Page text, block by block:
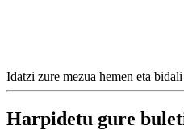
Idatzi zure mezua hemen eta
Harpidetu gure